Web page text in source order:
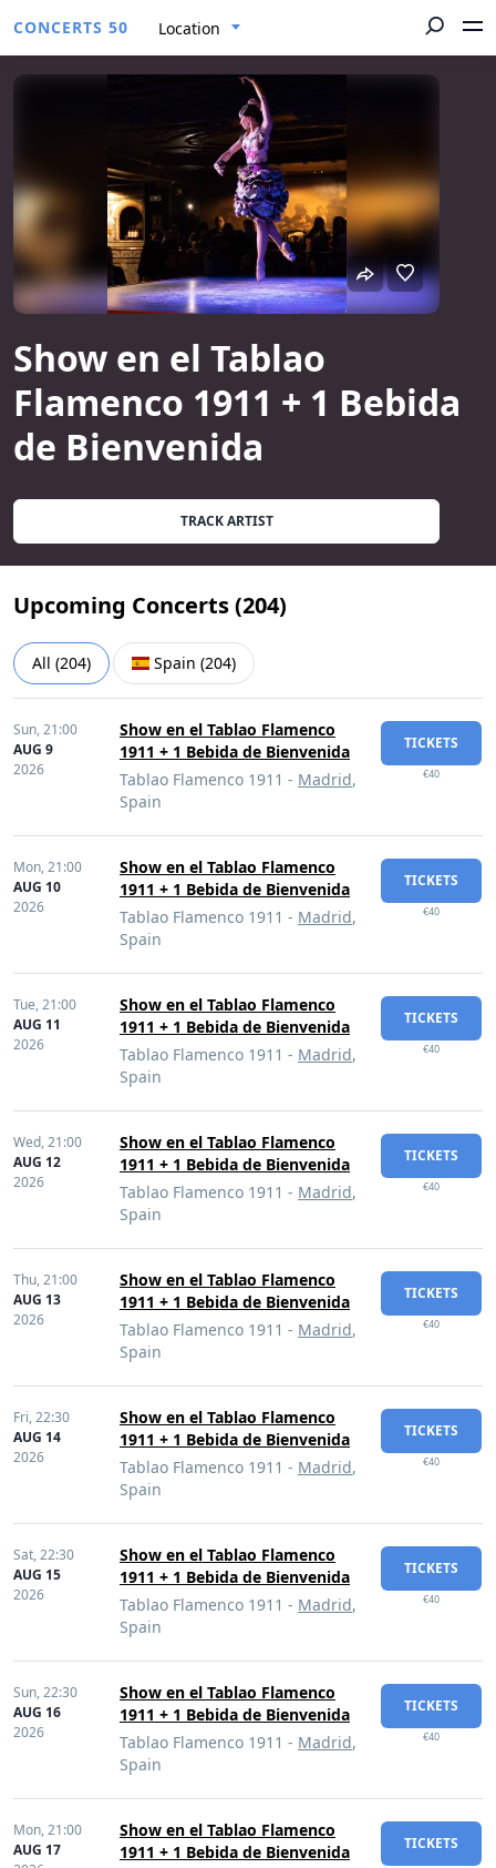
CONCERTS 50 Location
Show en el Tablao
Flamenco 1911 + 1 Bebida
de Bienvenida
TRACK ARTIST
Upcoming Concerts (204)
All (204) Spain (204)
Sun,21:00
AUG 9
2026
Show en el Tablao Flamenco
1911 + 1 Bebida de Bienvenida
Tablao Flamenco 1911 - Madrid,
Spain
TICKETS
€40
Mon,21:00
AUG 10
2026
Show en el Tablao Flamenco
1911 + 1 Bebida de Bienvenida
Tablao Flamenco 1911 - Madrid,
Spain
TICKETS
€40
Tue,21:00
AUG 11
2026
Show en el Tablao Flamenco
1911 + 1 Bebida de Bienvenida
Tablao Flamenco 1911 - Madrid,
Spain
TICKETS
€40
Wed,21:00
AUG 12
2026
Show en el Tablao Flamenco
1911 + 1 Bebida de Bienvenida
Tablao Flamenco 1911 - Madrid,
Spain
TICKETS
€40
Thu,21:00
AUG 13
2026
Show en el Tablao Flamenco
1911 + 1 Bebida de Bienvenida
Tablao Flamenco 1911 - Madrid,
Spain
TICKETS
€40
Fri,22:30
AUG 14
2026
Show en el Tablao Flamenco
1911 + 1 Bebida de Bienvenida
Tablao Flamenco 1911 - Madrid,
Spain
TICKETS
€40
Sat,22:30
AUG 15
2026
Show en el Tablao Flamenco
1911 + 1 Bebida de Bienvenida
Tablao Flamenco 1911 - Madrid,
Spain
TICKETS
€40
Sun,22:30
AUG 16
2026
Show en el Tablao Flamenco
1911 + 1 Bebida de Bienvenida
Tablao Flamenco 1911 - Madrid,
Spain
TICKETS
€40
Mon,21:00
AUG 17
Show en el Tablao Flamenco
1911 + 1 Bebida de Bienvenida
TICKETS